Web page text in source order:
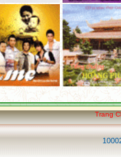
Trang